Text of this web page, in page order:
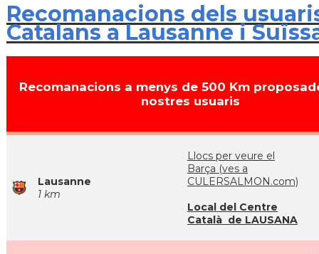
Recomanacions dels
Catalans a Lausanne i
Recomanacions a menys de 500 Km
nostres usuaris
Lausanne
1 km
Llocs per veure el
Barça (ves a
CULERSALMON.com)
Local del Centre
Català de LAUSANA